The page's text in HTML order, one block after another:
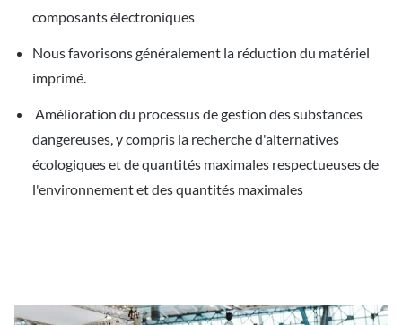
composants électroniques
Nous favorisons généralement la réduction du matériel
imprimé.
Amélioration du processus de gestion des substances
dangereuses, y compris la recherche d'alternatives
écologiques et de quantités maximales respectueuses de
l'environnement et des quantités maximales